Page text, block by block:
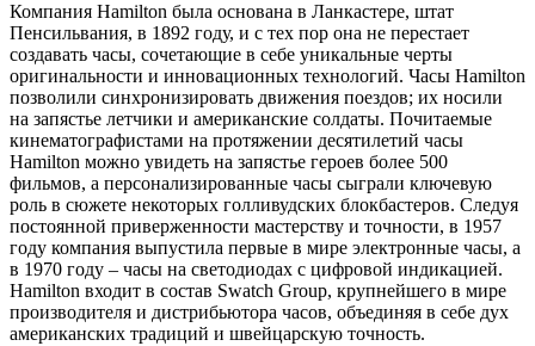
Компания Hamilton была основана в Ланкастере, штат
Пенсильвания, в 1892 году, и с тех пор она не перестает
создавать часы, сочетающие в себе уникальные черты
оригинальности и инновационных технологий. Часы Hamilton
позволили синхронизировать движения поездов; их носили
на запястье летчики и американские солдаты. Почитаемые
кинематографистами на протяжении десятилетий часы
Hamilton можно увидеть на запястье героев более 500
фильмов, а персонализированные часы сыграли ключевую
роль в сюжете некоторых голливудских блокбастеров. Следуя
постоянной приверженности мастерству и точности, в 1957
году компания выпустила первые в мире электронные часы, а
в 1970 году – часы на светодиодах с цифровой индикацией.
Hamilton входит в состав Swatch Group, крупнейшего в мире
производителя и дистрибьютора часов, объединяя в себе дух
американских традиций и швейцарскую точность.